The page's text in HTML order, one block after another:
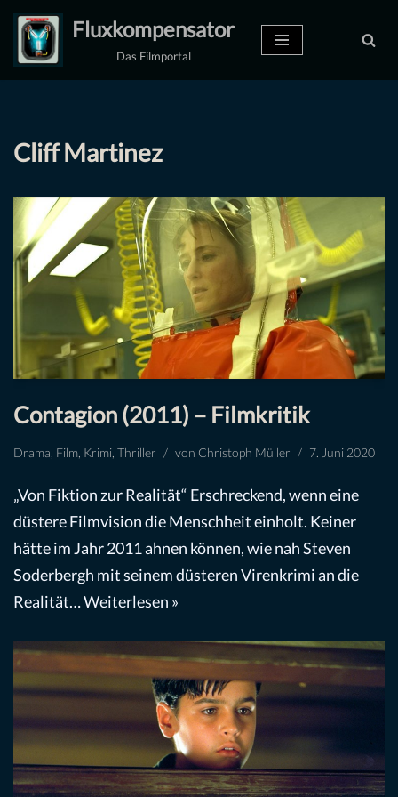
Zum
Inhalt
Fluxkompensator
Das Filmportal
Cliff Martinez
Contagion (2011) – Filmkritik
Drama Film Krimi Thriller von Christoph Müller 7. Juni 2020
„Von Fiktion zur Realität“ Erschreckend, wenn eine
düstere Filmvision die Menschheit einholt. Keiner
hätte im Jahr 2011 ahnen können, wie nah Steven
Soderbergh mit seinem düsteren Virenkrimi an die
Realität…Weiterlesen »